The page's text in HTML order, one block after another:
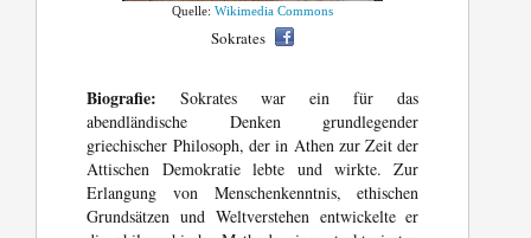
Quelle:Wikimedia Commons
Sokrates
Biografie: Sokrates war ein für das
abendländische Denken grundlegender
griechischer Philosoph, der in Athen zur Zeit der
Attischen Demokratie lebte und wirkte. Zur
Erlangung von Menschenkenntnis, ethischen
Grundsätzen und Weltverstehen entwickelte er